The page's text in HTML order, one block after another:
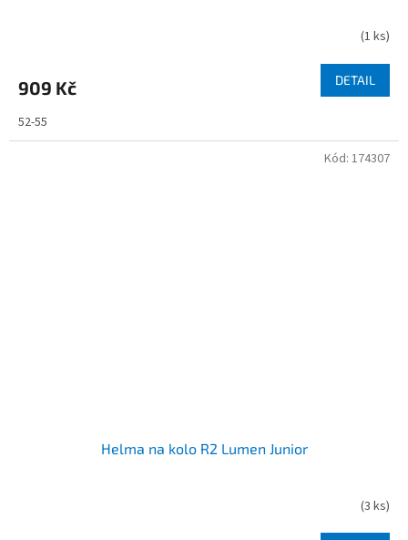
(1 ks)
909 Kč DETAIL
52-55
Helma na kolo R2 Lumen Junior
(3 ks)
Kód: 174307